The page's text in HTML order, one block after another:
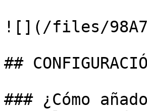
![](/files/
##
### ¿Cómo